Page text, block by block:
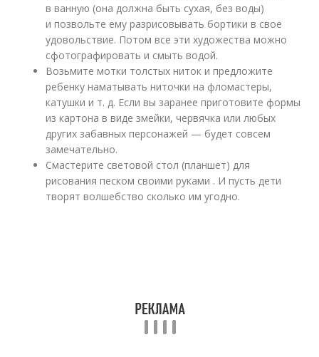
в ванную (она должна быть сухая, без воды)
и позвольте ему разрисовывать бортики в свое
удовольствие. Потом все эти художества можно
сфотографировать и смыть водой.
Возьмите мотки толстых ниток и предложите
ребенку наматывать ниточки на фломастеры,
катушки и т. д. Если вы заранее приготовите формы
из картона в виде змейки, червячка или любых
других забавных персонажей — будет совсем
замечательно.
Смастерите световой стол (планшет) для
рисования песком своими руками . И пусть дети
творят волшебство сколько им угодно.